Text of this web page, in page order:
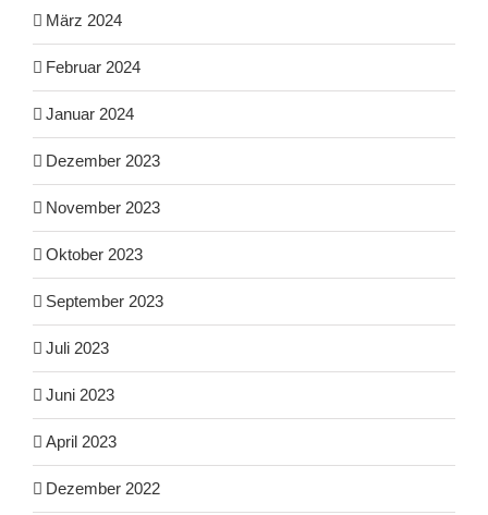
März 2024
Februar 2024
Januar 2024
Dezember 2023
November 2023
Oktober 2023
September 2023
Juli 2023
Juni 2023
April 2023
Dezember 2022